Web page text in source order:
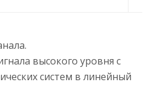
высокого уровня с
систем в линейный